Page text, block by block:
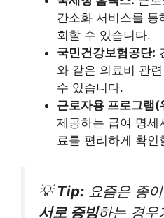
간소화 서비스를 통
회할 수 있습니다.
국민건강보험공단:
와 같은 의료비 관
수 있습니다.
근로자용 프로그램(
제공하는 급여 명세
료를 편리하게 확인
💡 Tip: 요즘은 종
서로 증빙하는 경우